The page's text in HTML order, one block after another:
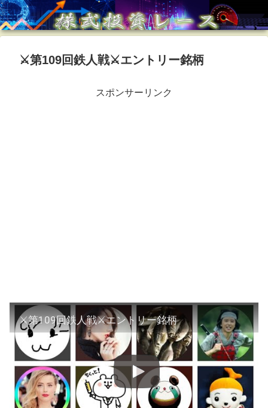
⚔第109回鉄人戦⚔エントリー銘柄
スポンサーリンク
⚔第109回鉄人戦⚔エントリー銘柄